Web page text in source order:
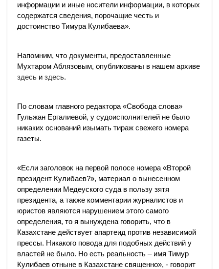
информации и иные носители информации, в которых
содержатся сведения, порочащие честь и
достоинство Тимура Кулибаева».
Напомним, что документы, предоставленные
Мухтаром Аблязовым, опубликованы в нашем архиве
здесь и здесь.
По словам главного редактора «Свобода слова»
Гульжан Ергалиевой, у судоисполнителей не было
никаких оснований изымать тираж свежего номера
газеты.
«Если заголовок на первой полосе номера «Второй
президент Кулибаев?», материал о вынесенном
определении Медеуского суда в пользу зятя
президента, а также комментарии журналистов и
юристов являются нарушением этого самого
определения, то я вынуждена говорить, что в
Казахстане действует апартеид против независимой
прессы. Никакого повода для подобных действий у
властей не было. Но есть реальность – имя Тимур
Кулибаев отныне в Казахстане священно», - говорит